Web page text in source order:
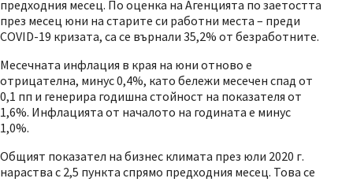
предходния месец. По оценка на Агенцията по заетостта
през месец юни на старите си работни места – преди
COVID-19 кризата, са се върнали 35,2% от безработните.
Месечната инфлация в края на юни отново e
отрицателна, минус 0,4%, като бележи месечен спад от
0,1 пп и генерира годишна стойност на показателя от
1,6%. Инфлацията от началото на годината е минус
1,0%.
Общият показател на бизнес климата през юли 2020 г.
нараства с 2,5 пункта спрямо предходния месец. Това се